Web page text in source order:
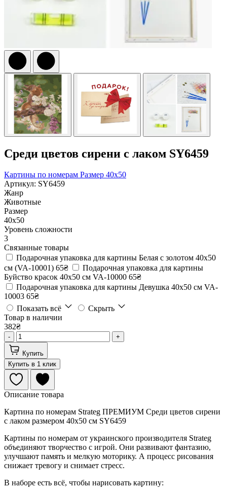
Среди цветов сирени с лаком SY6459
Картины по номерам Размер 40x50
Артикул: SY6459
Жанр
Животные
Размер
40х50
Уровень сложности
3
Связанные товары
Подарочная упаковка для картины Белая с золотом 40х50
см (VA-10001) 65₴
Подарочная упаковка для картины
Буйство красок 40х50 см VA-10000 65₴
Подарочная упаковка для картины Девушка 40х50 см VA-
10003 65₴
Показать всё
Скрыть
Товар в наличии
382₴
- +
Купить
Купить в 1 клик
Описание товара
Картина по номерам Strateg ПРЕМИУМ Среди цветов сирени
с лаком размером 40х50 см SY6459
Картины по номерам от украинского производителя Strateg
объединяют творчество с игрой. Они развивают фантазию,
улучшают память и мелкую моторику. А процесс рисования
снижает тревогу и снимает стресс.
В наборе есть всё, чтобы нарисовать картину: